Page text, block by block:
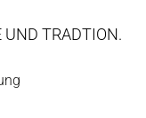
UND TRADTION.